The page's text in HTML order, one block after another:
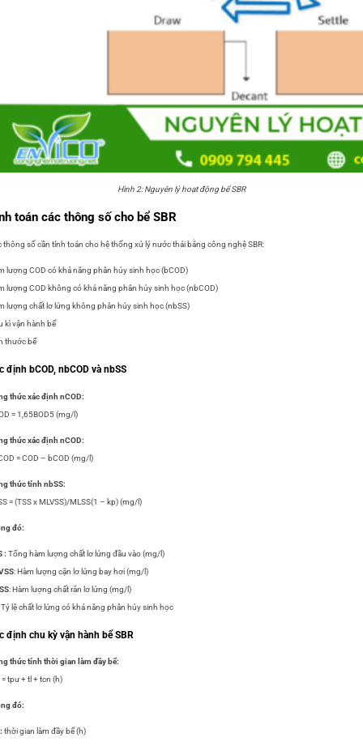
Hình 2: Nguyên lý hoạt động bể SBR
toán các thông số cho bể SBR
thông số cần tính toán cho hệ thống xử lý nước thải bằng công nghệ SBR:
lượng COD có khả năng phân hủy sinh học (bCOD)
lượng COD không có khả năng phân hủy sinh học (nbCOD)
lượng chất lơ lửng không phân hủy sinh học (nbSS)
kì vận hành bể
thước bể
định bCOD, nbCOD và nbSS
thức xác định nCOD:
= 1,65BOD5 (mg/l)
thức xác định nCOD:
= COD – bCOD (mg/l)
thức tính nbSS:
= (TSS x MLVSS)/MLSS(1 – kp) (mg/l)
đó:
: Tổng hàm lượng chất lơ lửng đầu vào (mg/l)
: Hàm lượng cặn lơ lửng bay hơi (mg/l)
: Hàm lượng chất rắn lơ lửng (mg/l)
Tỷ lệ chất lơ lửng có khả năng phân hủy sinh học
định chu kỳ vận hành bể SBR
thức tính thời gian làm đầy bể:
tpư + tl + tcn (h)
đó:
thời gian làm đầy bể (h)